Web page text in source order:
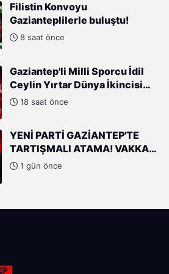
Filistin Konvoyu
Gazianteplilerle buluştu!
8 saat önce
Gaziantep'li Milli Sporcu İdil
Ceylin Yırtar Dünya İkincisi
Oldu18 saat önce
YENİ PARTİ GAZİANTEP'TE
TARTIŞMALI ATAMA! VAKKAS
AÇAR'IN YERİNE ERHAN DENİZ
1 gün önce